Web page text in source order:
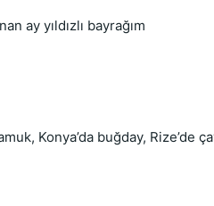
ay yıldızlı bayrağım
Konya’da buğday, Rize’de